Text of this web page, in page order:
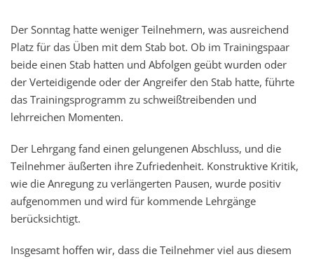
Der Sonntag hatte weniger Teilnehmern, was ausreichend
Platz für das Üben mit dem Stab bot. Ob im Trainingspaar
beide einen Stab hatten und Abfolgen geübt wurden oder
der Verteidigende oder der Angreifer den Stab hatte, führte
das Trainingsprogramm zu schweißtreibenden und
lehrreichen Momenten.
Der Lehrgang fand einen gelungenen Abschluss, und die
Teilnehmer äußerten ihre Zufriedenheit. Konstruktive Kritik,
wie die Anregung zu verlängerten Pausen, wurde positiv
aufgenommen und wird für kommende Lehrgänge
berücksichtigt.
Insgesamt hoffen wir, dass die Teilnehmer viel aus diesem